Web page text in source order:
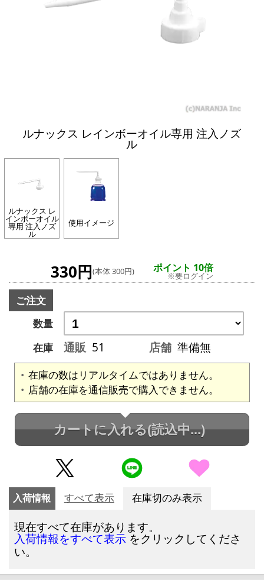
ルナックス レインボーオイル専用 注入ノズ
ル
ルナックス レ
インボーオイル
専用 注入ノズ
ル
使用イメージ
330円(本体 300円) ポイント 10倍
※要ログイン
ご注文
数量
在庫
通販 51 店舗 準備無
在庫の数はリアルタイムではありません。
店舗の在庫を通信販売で購入できません。
カートに入れる(読込中...)
入荷情報 すべて表示 在庫切のみ表示
現在すべて在庫があります。
入荷情報をすべて表示 をクリックしてくださ
い。